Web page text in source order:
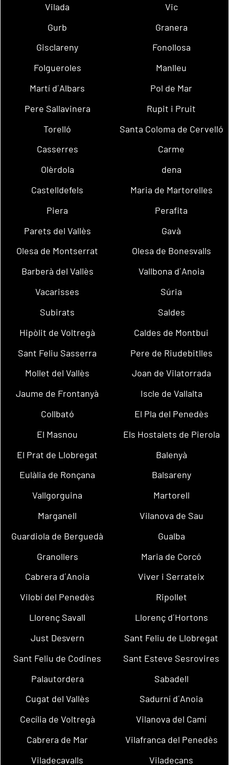
Vilada
Vic
Gurb
Granera
Gisclareny
Fonollosa
Folgueroles
Manlleu
Martí d´Albars
Pol de Mar
Pere Sallavinera
Rupit i Pruit
Torelló
Santa Coloma de Cervelló
Casserres
Carme
Olèrdola
dena
Castelldefels
Maria de Martorelles
Piera
Perafita
Parets del Vallès
Gavà
Olesa de Montserrat
Olesa de Bonesvalls
Barberà del Vallès
Vallbona d´Anoia
Vacarisses
Súria
Subirats
Saldes
Hipòlit de Voltregà
Caldes de Montbui
Sant Feliu Sasserra
Pere de Riudebitlles
Mollet del Vallès
Joan de Vilatorrada
Jaume de Frontanyà
Iscle de Vallalta
Collbató
El Pla del Penedès
El Masnou
Els Hostalets de Pierola
El Prat de Llobregat
Balenyà
Eulàlia de Ronçana
Balsareny
Vallgorguina
Martorell
Marganell
Vilanova de Sau
Guardiola de Berguedà
Gualba
Granollers
Maria de Corcó
Cabrera d´Anoia
Viver i Serrateix
Vilobí del Penedès
Ripollet
Llorenç Savall
Llorenç d´Hortons
Just Desvern
Sant Feliu de Llobregat
Sant Feliu de Codines
Sant Esteve Sesrovires
Palautordera
Sabadell
Cugat del Vallès
Sadurní d´Anoia
Cecília de Voltregà
Vilanova del Camí
Cabrera de Mar
Vilafranca del Penedès
Viladecavalls
Viladecans